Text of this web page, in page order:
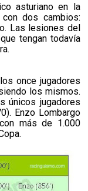
asturiano en la
dos cambios:
Las lesiones del
tengan todavía
once jugadores
los mismos.
únicos jugadores
Enzo Lombargo
más de 1.000